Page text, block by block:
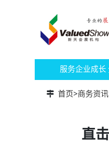
服务企业成
首页>商务资讯
直